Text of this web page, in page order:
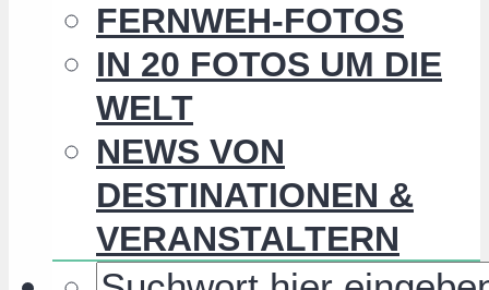
FERNWEH-FOTOS
IN 20 FOTOS UM DIE
WELT
NEWS VON
DESTINATIONEN &
VERANSTALTERN